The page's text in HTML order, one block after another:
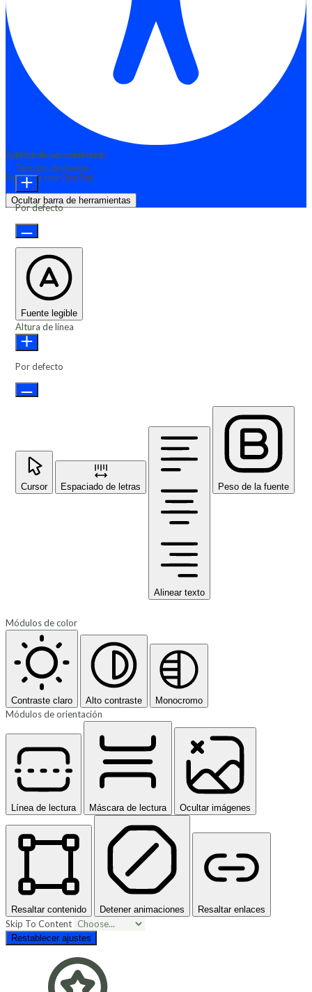
Ajustes de accesibilidad
Funciona con OneTap
Ocultar barra de herramientas
Módulos de contenido
Tamaño de fuente
Por defecto
Fuente legible
Altura de línea
Por defecto
Cursor Espaciado de letras
Alinear texto
Peso de la fuente
Módulos de color
Contraste claro Alto contraste Monocromo
Módulos de orientación
Línea de lectura Máscara de lectura Ocultar imágenes
Resaltar contenido Detener animaciones Resaltar enlaces
Skip To Content
Restablecer ajustes